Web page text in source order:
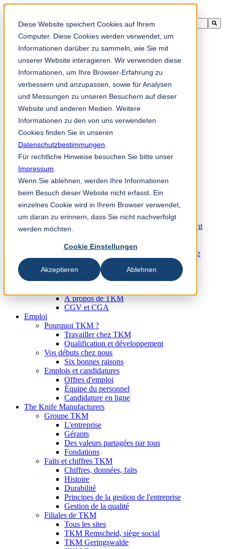
Diese Website speichert Cookies auf Ihrem
Computer. Diese Cookies werden verwendet, um
Informationen darüber zu sammeln, wie Sie mit
unserer Website interagieren. Wir verwenden diese
Informationen, um Ihre Browser-Erfahrung zu
verbessern und anzupassen, sowie für Analysen
und Messungen zu unseren Besuchern auf dieser
Website und anderen Medien. Weitere
Informationen zu den von uns verwendeten
Cookies finden Sie in unseren
Datenschutzbestimmungen
Für rechtliche Hinweise besuchen Sie bitte unser
Impressum
Wenn Sie ablehnen, werden Ihre Informationen
beim Besuch dieser Website nicht erfasst. Ein
einzelnes Cookie wird in Ihrem Browser verwendet,
um daran zu erinnern, dass Sie nicht nachverfolgt
werden möchten.
Cookie Einstellungen
Akzeptieren Ablehnen
Il s'agit d'un champ de recherche auquel est associée une
Il n'y a aucune suggestion car le champ de recherche est vide
fr
Nouveautés & presse
Nouveautés
Actualités de la société
Salons professionnels et événements
Événements 2020
Presse
Interlocuteurs
Contact & Services
Votre interlocuteur direct
Service après-vente
Entretien, réparation, affûtage et revêtement
Sous-traitance
Logiciel de conception d'outil et logiciel de
construction d'arbre CASKA
Médias et informations
Catalogue de nos produits
Á propos de TKM
CGV et CGA
Emploi
Pourquoi TKM ?
Travailler chez TKM
Qualification et développement
Vos débuts chez nous
Six bonnes raisons
Emplois et candidatures
Offres d'emploi
Équipe du personnel
Candidature en ligne
The Knife Manufacturers
Groupe TKM
L'entreprise
Gérants
Des valeurs partagées par tous
Fondations
Faits et chiffres TKM
Chiffres, données, faits
Histoire
Durabilité
Principes de la gestion de l'entreprise
Gestion de la qualité
Filiales de TKM
Tous les sites
TKM Remscheid, siège social
TKM Geringswalde